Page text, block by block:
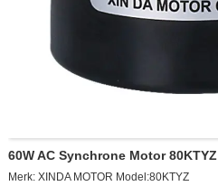
60W AC Synchrone Motor 80KTYZ
Merk: XINDA MOTOR Model:80KTYZ